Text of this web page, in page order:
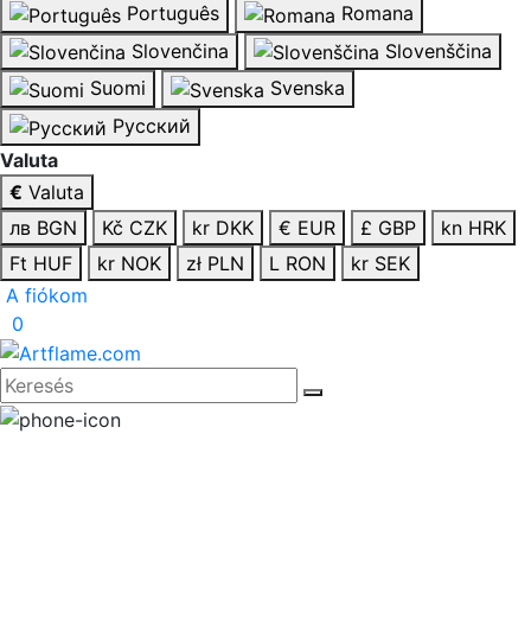
Português
Romana
Slovenčina
Slovenščina
Suomi
Svenska
Русский
Valuta
€ Valuta
лв BGN
Kč CZK kr DKK € EUR £ GBP
kn HRK
Ft HUF
kr NOK zł PLN L RON
kr SEK
A fiókom
0